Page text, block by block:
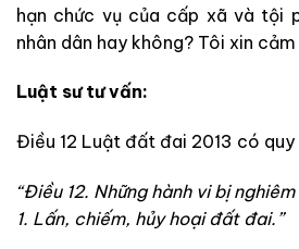
hạn chức vụ của cấp xã và tội
nhân dân hay không? Tôi xin cảm
Luật sư tư vấn:
Điều 12 Luật đất đai 2013 có quy
“Điều 12. Những hành vi bị
1. Lấn, chiếm, hủy hoại đất đai.”